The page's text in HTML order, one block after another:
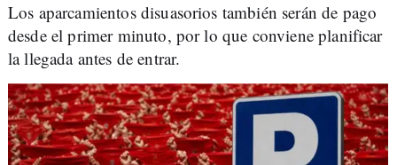
Los aparcamientos disuasorios también serán de pago
desde el primer minuto, por lo que conviene planificar
la llegada antes de entrar.